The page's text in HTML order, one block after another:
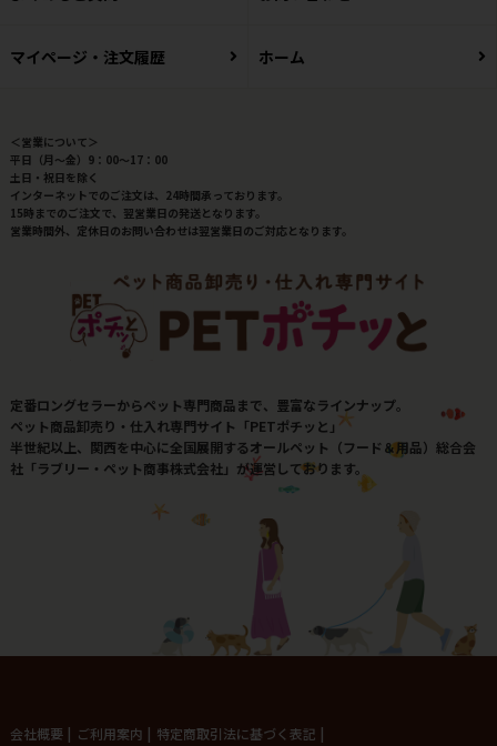
マイページ・注文履歴 ホーム
＜営業について＞
平日（月～金）9：00～17：00
土日・祝日を除く
インターネットでのご注文は、24時間承っております。
15時までのご注文で、翌営業日の発送となります。
営業時間外、定休日のお問い合わせは翌営業日のご対応となります。
定番ロングセラーからペット専門商品まで、豊富なラインナップ。
ペット商品卸売り・仕入れ専門サイト「PETポチッと」
半世紀以上、関西を中心に全国展開するオールペット（フード＆用品）総合会
社「ラブリー・ペット商事株式会社」が運営しております。
会社概要 | ご利用案内 | 特定商取引法に基づく表記 |